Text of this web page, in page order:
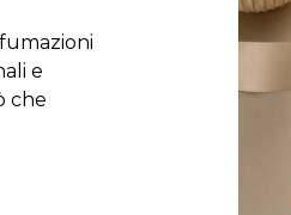
e
che